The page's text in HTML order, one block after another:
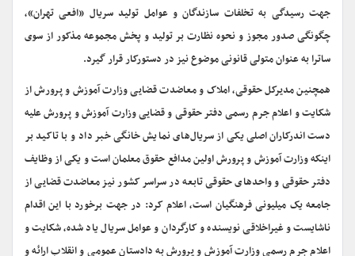
جهت رسیدگی به تخلفات سازندگان و عوامل تولید سریال «افعی تهران»،
چگونگی صدور مجوز و نحوه نظارت بر تولید و پخش مجموعه مذکور از سوی
ساترا به عنوان متولی قانونی موضوع نیز در دستورکار قرار گیرد.
همچنین مدیرکل حقوقی، املاک و معاضدت قضایی وزارت آموزش و پرورش از
شکایت و اعلام جرم رسمی دفتر حقوقی و قضایی وزارت‌ آموزش و پرورش علیه
دست اندرکاران اصلی یکی از سریال‌های نمایش خانگی خبر داد و با تاکید بر
اینکه وزارت‌ آموزش و پرورش اولین مدافع حقوق معلمان است و یکی از وظایف
دفتر حقوقی و واحدهای حقوقی تابعه در سراسر کشور نیز معاضدت قضایی از
جامعه یک میلیونی فرهنگیان است، اعلام کرد: در جهت برخورد با این اقدام
ناشایست و غیراخلاقی نویسنده و کارگردان و عوامل سریال یاد شده، شکایت و
اعلام جرم رسمی وزارت آموزش و پرورش به دادستان عمومی و انقلاب ارائه و